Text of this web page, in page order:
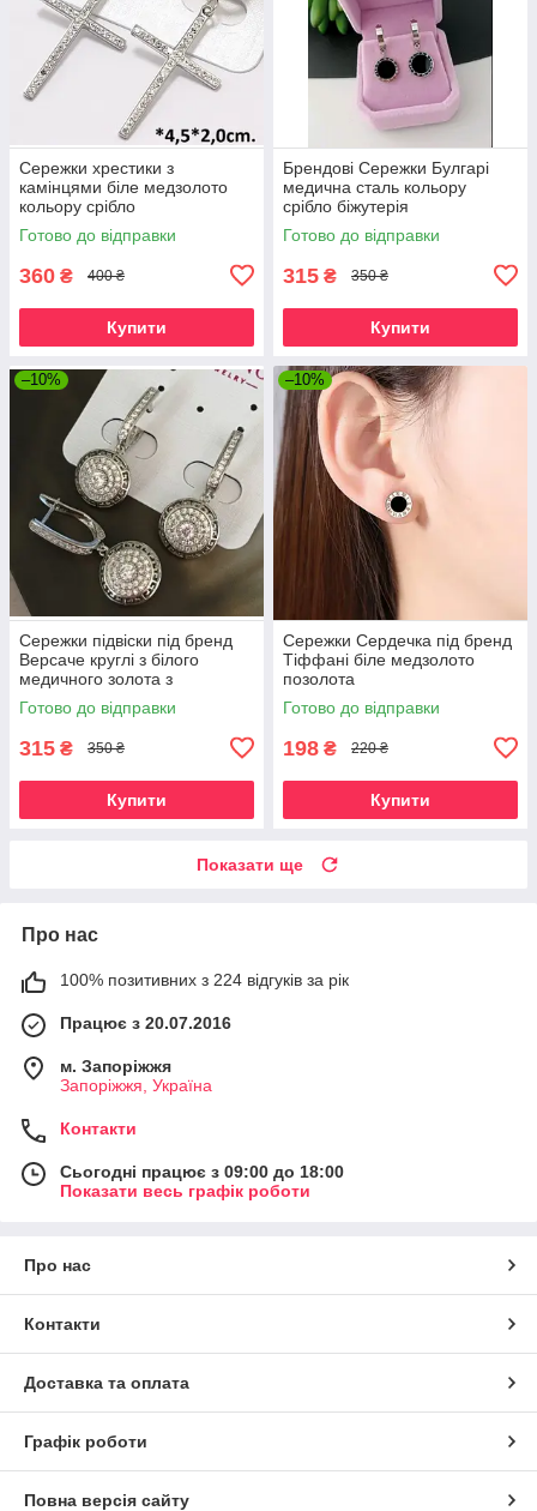
Сережки хрестики з
камінцями біле медзолото
кольору срібло
Готово до відправки
360 ₴ 400 ₴
Купити
Брендові Сережки Булгарі
медична сталь кольору
срібло біжутерія
Готово до відправки
315 ₴ 350 ₴
Купити
–10%
Сережки підвіски під бренд
Версаче круглі з білого
медичного золота з
фіанітами
Готово до відправки
315 ₴ 350 ₴
Купити
–10%
Сережки Сердечка під бренд
Тіффані біле медзолото
позолота
Готово до відправки
198 ₴ 220 ₴
Купити
Показати ще
Про нас
100% позитивних з 224 відгуків за рік
Працює з 20.07.2016
м. Запоріжжя
Запоріжжя, Україна
Контакти
Сьогодні працює з 09:00 до 18:00
Показати весь графік роботи
Про нас
Контакти
Доставка та оплата
Графік роботи
Повна версія сайту